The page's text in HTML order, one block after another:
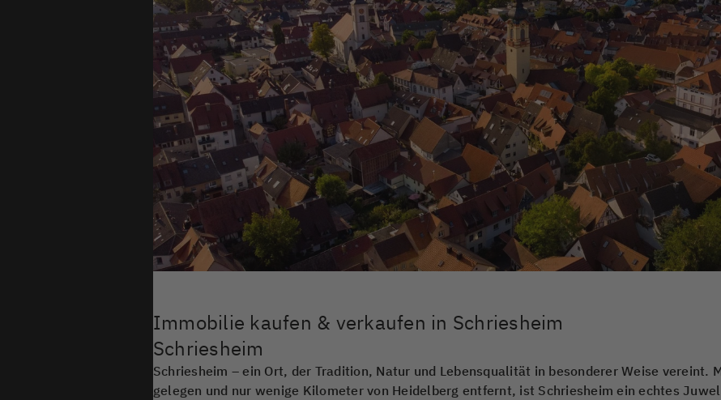
Immobilie kaufen & verkaufen in Schriesheim
Schriesheim
Schriesheim – ein Ort, der Tradition, Natur und Lebensqualität in besonderer Weise vereint.
gelegen und nur wenige Kilometer von Heidelberg entfernt, ist Schriesheim ein echtes